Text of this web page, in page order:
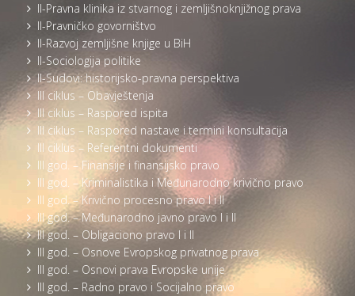
II-Pravna klinika iz stvarnog i zemljišnoknjižnog prava
II-Pravničko govorništvo
II-Razvoj zemljišne knjige u BiH
II-Sociologija politike
II-Sudovi: historijsko-pravna perspektiva
III ciklus – Obavještenja
III ciklus – Raspored ispita
III ciklus – Raspored nastave i termini konsultacija
III ciklus – Referentni dokumenti
III god. – Finansije i finansijsko pravo
III god. – Kriminalistika i Međunarodno krivično pravo
III god. – Krivično procesno pravo I i II
III god. – Međunarodno javno pravo I i II
III god. – Obligaciono pravo I i II
III god. – Osnove Evropskog privatnog prava
III god. – Osnovi prava Evropske unije
III god. – Radno pravo i Socijalno pravo